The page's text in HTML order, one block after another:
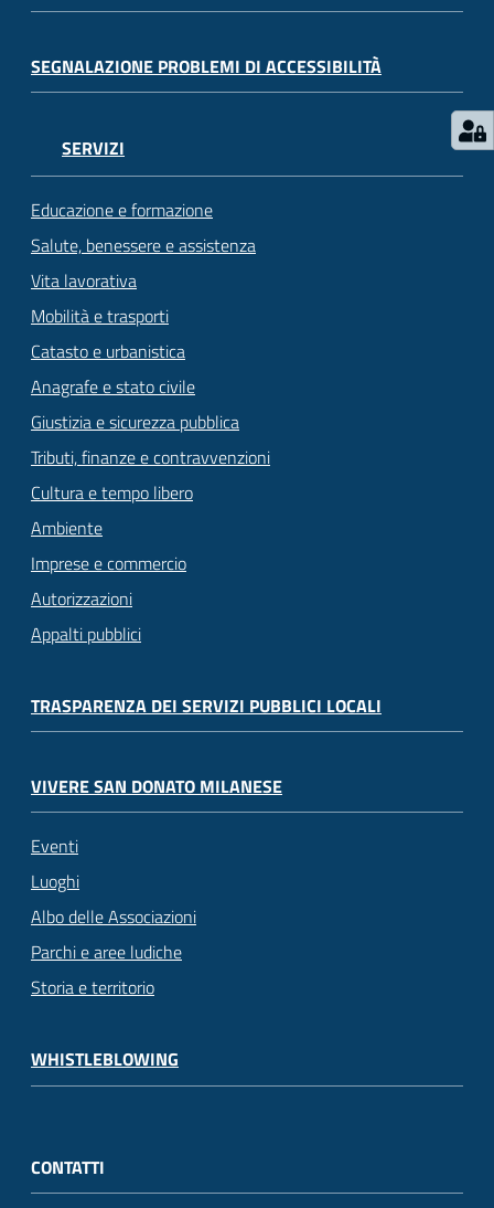
SEGNALAZIONE PROBLEMI DI ACCESSIBILITÀ
SERVIZI
Educazione e formazione
Salute, benessere e assistenza
Vita lavorativa
Mobilità e trasporti
Catasto e urbanistica
Anagrafe e stato civile
Giustizia e sicurezza pubblica
Tributi, finanze e contravvenzioni
Cultura e tempo libero
Ambiente
Imprese e commercio
Autorizzazioni
Appalti pubblici
TRASPARENZA DEI SERVIZI PUBBLICI LOCALI
VIVERE SAN DONATO MILANESE
Eventi
Luoghi
Albo delle Associazioni
Parchi e aree ludiche
Storia e territorio
WHISTLEBLOWING
CONTATTI